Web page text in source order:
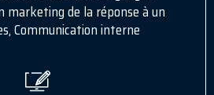
marketing de la réponse à un
Communication interne